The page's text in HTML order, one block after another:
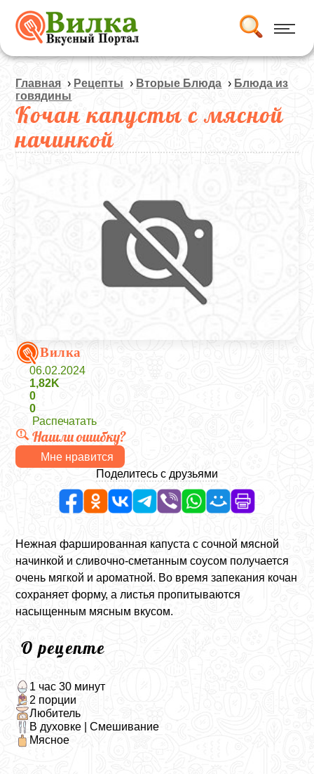
Главная › Рецепты › Вторые Блюда › Блюда из
говядины
Кочан капусты с мясной
начинкой
Вилка
06.02.2024
1,82K
0
0
Распечатать
Нашли ошибку?
Мне нравится
Поделитесь с друзьями
Нежная фаршированная капуста с сочной мясной
начинкой и сливочно-сметанным соусом получается
очень мягкой и ароматной. Во время запекания кочан
сохраняет форму, а листья пропитываются
насыщенным мясным вкусом.
О рецепте
1 час 30 минут
2 порции
Любитель
В духовке | Смешивание
Мясное